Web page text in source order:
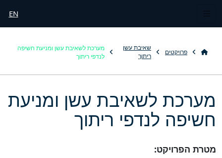
EN
פרויקטים
שאיבת עשן
ריתוך
מערכת לשאיבת עשן ומניעת חשיפה
לנדפי ריתוך
מערכת לשאיבת עשן ומניעת
חשיפה לנדפי ריתוך
מטרת הפרויקט: